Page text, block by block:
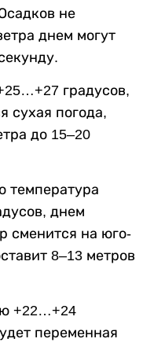
не
днем могут
градусов,
сухая погода,
до 15–20
температура
днем
сменится на юго-
8–13 метров
+22…+24
переменная